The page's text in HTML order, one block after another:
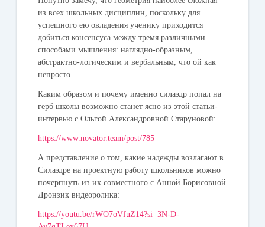
из всех школьных дисциплин, поскольку для
успешного ею овладения ученику приходится
добиться консенсуса между тремя различными
способами мышления: наглядно-образным,
абстрактно-логическим и вербальным, что ой как
непросто.
Каким образом и почему именно силаэдр попал на
герб школы возможно станет ясно из этой статьи-
интервью с Ольгой Александровной Старуновой:
https://www.novator.team/post/785
А представление о том, какие надежды возлагают в
Силаэдре на проектную работу школьников можно
почерпнуть из их совместного с Анной Борисовной
Дронзик видеоролика:
https://youtu.be/rWO7oVfuZ14?si=3N-D-